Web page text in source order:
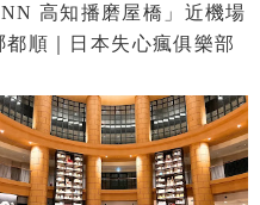
高知播磨屋橋」近機場
順｜日本失心瘋俱樂部